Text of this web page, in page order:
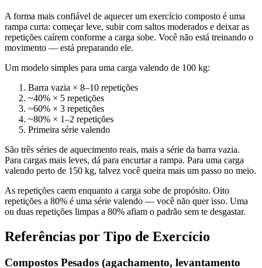
A forma mais confiável de aquecer um exercício composto é uma
rampa curta: começar leve, subir com saltos moderados e deixar as
repetições caírem conforme a carga sobe. Você não está treinando o
movimento — está preparando ele.
Um modelo simples para uma carga valendo de 100 kg:
Barra vazia × 8–10 repetições
~40% × 5 repetições
~60% × 3 repetições
~80% × 1–2 repetições
Primeira série valendo
São três séries de aquecimento reais, mais a série da barra vazia.
Para cargas mais leves, dá para encurtar a rampa. Para uma carga
valendo perto de 150 kg, talvez você queira mais um passo no meio.
As repetições caem enquanto a carga sobe de propósito. Oito
repetições a 80% é uma série valendo — você não quer isso. Uma
ou duas repetições limpas a 80% afiam o padrão sem te desgastar.
Referências por Tipo de Exercício
Compostos Pesados (agachamento, levantamento